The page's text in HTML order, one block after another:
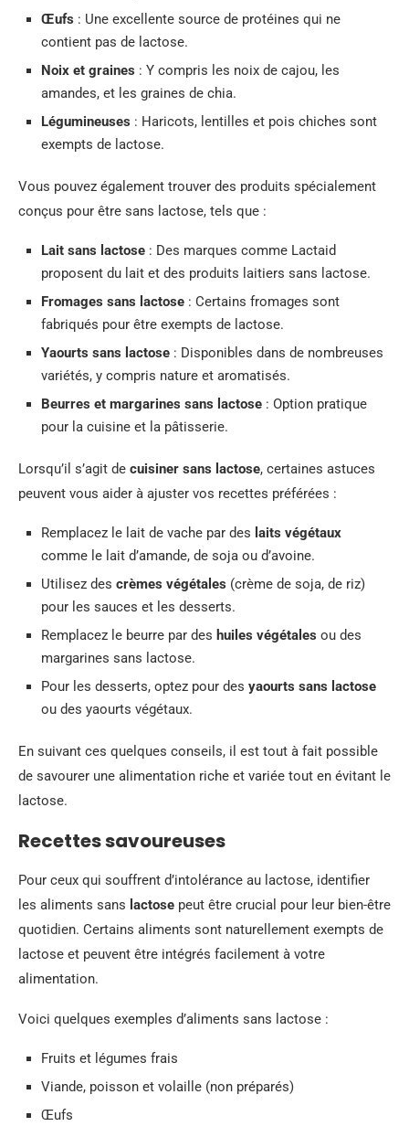
Œufs : Une excellente source de protéines qui ne
contient pas de lactose.
Noix et graines : Y compris les noix de cajou, les
amandes, et les graines de chia.
Légumineuses : Haricots, lentilles et pois chiches sont
exempts de lactose.
Vous pouvez également trouver des produits spécialement
conçus pour être sans lactose, tels que :
Lait sans lactose : Des marques comme Lactaid
proposent du lait et des produits laitiers sans lactose.
Fromages sans lactose : Certains fromages sont
fabriqués pour être exempts de lactose.
Yaourts sans lactose : Disponibles dans de nombreuses
variétés, y compris nature et aromatisés.
Beurres et margarines sans lactose : Option pratique
pour la cuisine et la pâtisserie.
Lorsqu’il s’agit de cuisiner sans lactose, certaines astuces
peuvent vous aider à ajuster vos recettes préférées :
Remplacez le lait de vache par des laits végétaux
comme le lait d’amande, de soja ou d’avoine.
Utilisez des crèmes végétales (crème de soja, de riz)
pour les sauces et les desserts.
Remplacez le beurre par des huiles végétales ou des
margarines sans lactose.
Pour les desserts, optez pour des yaourts sans lactose
ou des yaourts végétaux.
En suivant ces quelques conseils, il est tout à fait possible
de savourer une alimentation riche et variée tout en évitant le
lactose.
Recettes savoureuses
Pour ceux qui souffrent d’intolérance au lactose, identifier
les aliments sans lactose peut être crucial pour leur bien-être
quotidien. Certains aliments sont naturellement exempts de
lactose et peuvent être intégrés facilement à votre
alimentation.
Voici quelques exemples d’aliments sans lactose :
Fruits et légumes frais
Viande, poisson et volaille (non préparés)
Œufs